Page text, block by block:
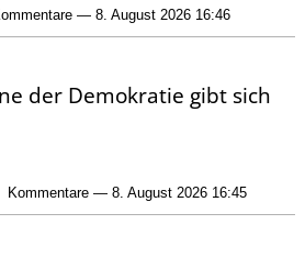
— 8. August 2026 16:46
der Demokratie gibt sich
Kommentare — 8. August 2026 16:45